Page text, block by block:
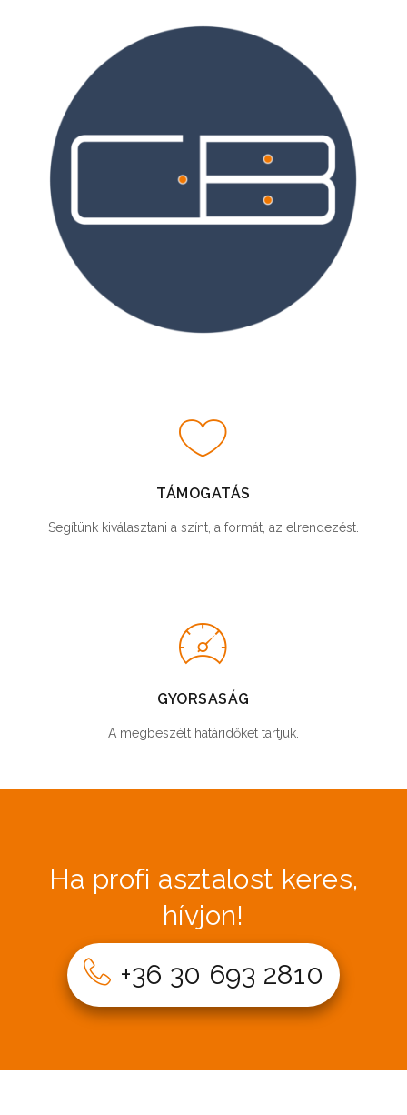
TÁMOGATÁS
Segítünk kiválasztani a színt, a formát, az elrendezést.
GYORSASÁG
A megbeszélt határidőket tartjuk.
Ha profi asztalost keres,
hívjon!
+36 30 693 2810